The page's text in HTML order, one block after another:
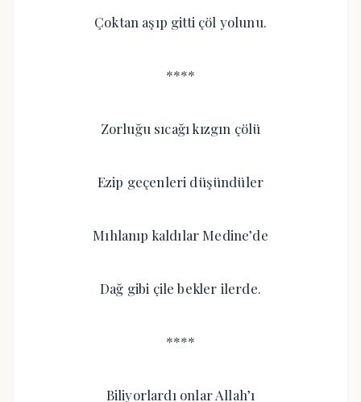
Çoktan aşıp gitti çöl yolunu.
****
Zorluğu sıcağı kızgın çölü
Ezip geçenleri düşündüler
Mıhlanıp kaldılar Medine’de
Dağ gibi çile bekler ilerde.
****
Biliyorlardı onlar Allah’ı